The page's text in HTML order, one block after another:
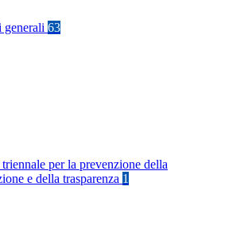
generali 63
per la prevenzione della
e della trasparenza 1